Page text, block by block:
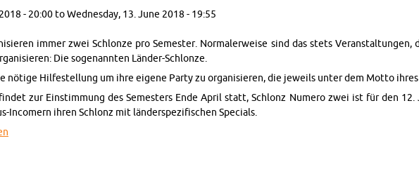
- 20:00 to Wednes­day, 13. June 2018 - 19:55
immer zwei Schlonze pro Se­mes­ter. Nor­maler­weise sind das stets
Die so­ge­nan­nten Länder-Schlonze.
nötige Hil­festel­lung um ihre eigene Party zu or­gan­isieren, die jew­eils unter dem Motto
zur Ein­stim­mung des Se­mes­ters Ende April statt, Schlonz Nu­mero zwei ist für den
In­com­ern ihren Schlonz mit länder­spez­i­fis­chen Spe­cials.